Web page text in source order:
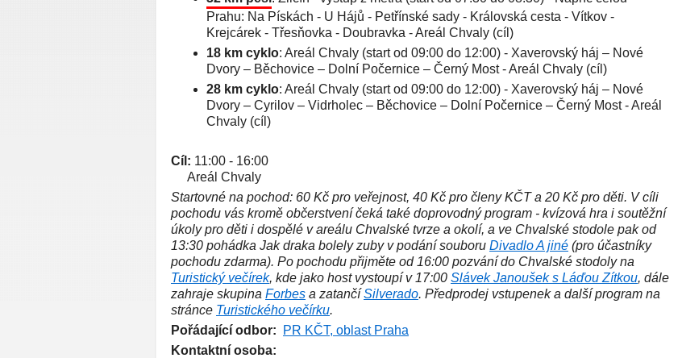
Prahu: Na Pískách - U Hájů - Petřínské sady - Královská cesta - Vítkov -
Krejcárek - Třesňovka - Doubravka - Areál Chvaly (cíl)
18 km cyklo: Areál Chvaly (start od 09:00 do 12:00) - Xaverovský háj – Nové
Dvory – Běchovice – Dolní Počernice – Černý Most - Areál Chvaly (cíl)
28 km cyklo: Areál Chvaly (start od 09:00 do 12:00) - Xaverovský háj – Nové
Dvory – Cyrilov – Vidrholec – Běchovice – Dolní Počernice – Černý Most - Areál
Chvaly (cíl)
Cíl: 11:00 - 16:00
Areál Chvaly
Startovné na pochod: 60 Kč pro veřejnost, 40 Kč pro členy KČT a 20 Kč pro děti. V cíli
pochodu vás kromě občerstvení čeká také doprovodný program - kvízová hra i soutěžní
úkoly pro děti i dospělé v areálu Chvalské tvrze a okolí, a ve Chvalské stodole pak od
13:30 pohádka Jak draka bolely zuby v podání souboru Divadlo A jiné (pro účastníky
pochodu zdarma). Po pochodu přijměte od 16:00 pozvání do Chvalské stodoly na
Turistický večírek, kde jako host vystoupí v 17:00 Slávek Janoušek s Láďou Zítkou, dále
zahraje skupina Forbes a zatančíSilverado. Předprodej vstupenek a další program na
stránce Turistického večírku.
Pořádající odbor:
PR KČT, oblast Praha
Kontaktní osoba: